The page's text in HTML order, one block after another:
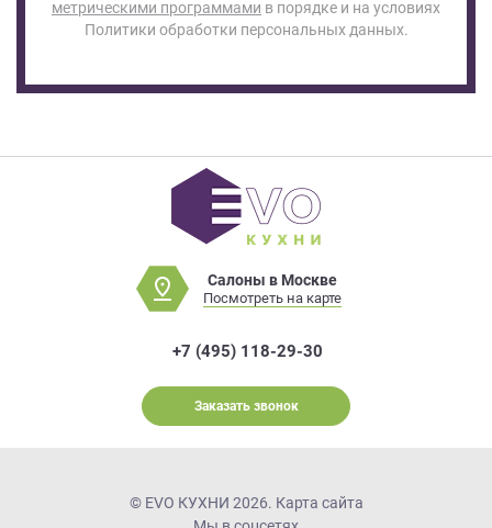
метрическими программами в порядке и на условиях
Политики обработки персональных данных.
Салоны в Москве
Посмотреть на карте
+7 (495) 118-29-30
Заказать звонок
© EVO КУХНИ 2026. Карта сайта